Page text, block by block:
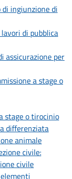
ingiunzione di
di pubblica
assicurazione per
a stage o
stage o tirocinio
differenziata
animale
civile:
civile